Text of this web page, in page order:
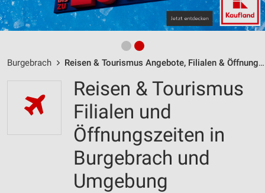
Burgebrach Reisen & Tourismus Angebote, Filialen & Öffnungszeiten
Reisen & Tourismus
Filialen und
Öffnungszeiten in
Burgebrach und
Umgebung